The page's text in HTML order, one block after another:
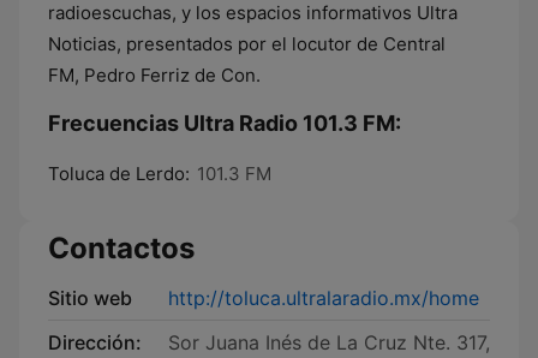
radioescuchas, y los espacios informativos Ultra
Noticias, presentados por el locutor de Central
FM, Pedro Ferriz de Con.
Frecuencias Ultra Radio 101.3 FM:
Toluca de Lerdo: 101.3 FM
Contactos
Sitio web
http://toluca.ultralaradio.mx/home
Dirección:
Sor Juana Inés de La Cruz Nte. 317,